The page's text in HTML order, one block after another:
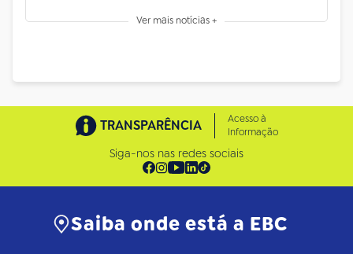
Ver mais notícias +
TRANSPARÊNCIA
Acesso à
Informação
Siga-nos nas redes sociais
Saiba onde está a EBC